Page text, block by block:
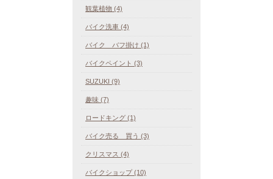
観葉植物 (4)
バイク洗車 (4)
バイク バフ掛け (1)
バイクペイント (3)
SUZUKI (9)
趣味 (7)
ロードキング (1)
バイク売る 買う (3)
クリスマス (4)
バイクショップ (10)